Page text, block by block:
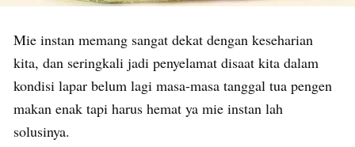
Mie instan memang sangat dekat dengan keseharian
kita, dan seringkali jadi penyelamat disaat kita dalam
kondisi lapar belum lagi masa-masa tanggal tua pengen
makan enak tapi harus hemat ya mie instan lah
solusinya.